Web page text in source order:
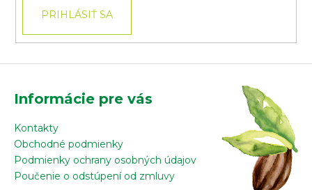
PRIHLÁSIŤ SA
Informácie pre vás
Kontakty
Obchodné podmienky
Podmienky ochrany osobných údajov
Poučenie o odstúpení od zmluvy